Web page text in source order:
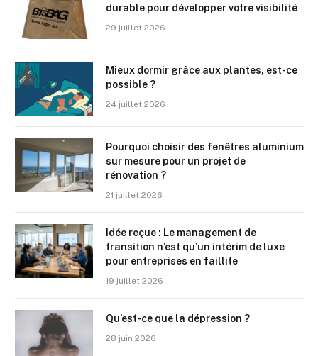
durable pour développer votre visibilité
29 juillet 2026
Mieux dormir grâce aux plantes, est-ce
possible ?
24 juillet 2026
Pourquoi choisir des fenêtres aluminium
sur mesure pour un projet de
rénovation ?
21 juillet 2026
Idée reçue : Le management de
transition n’est qu’un intérim de luxe
pour entreprises en faillite
19 juillet 2026
Qu’est-ce que la dépression ?
28 juin 2026